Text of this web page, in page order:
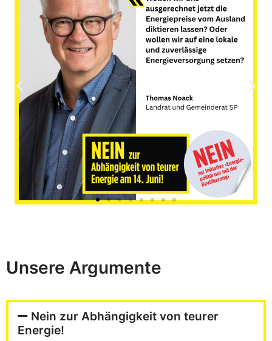
Unsere Argumente
Nein zur Abhängigkeit von teurer
Energie!